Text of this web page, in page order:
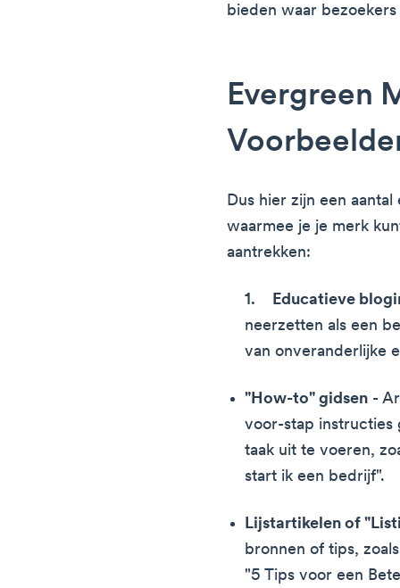
bieden waar
Evergreen
Dus hier zijn een
waarmee je je merk
aantrekken:
Educatieve
neerzetten als een
van onveranderlijke
"How-to" gidsen -
voor-stap instructies
taak uit te voeren,
start ik een bedrijf".
Lijstartikelen of
bronnen of tips,
"5 Tips voor een